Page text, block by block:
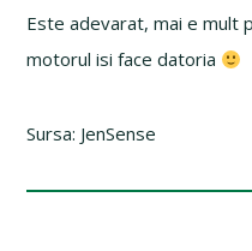
Este adevarat, mai e mult
motorul isi face datoria
Sursa: JenSense